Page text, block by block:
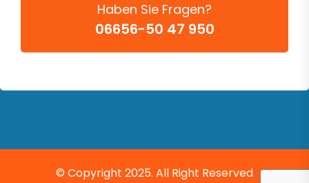
Haben Sie Fragen?
06656-50 47 950
© Copyright 2025. All Right Reserved